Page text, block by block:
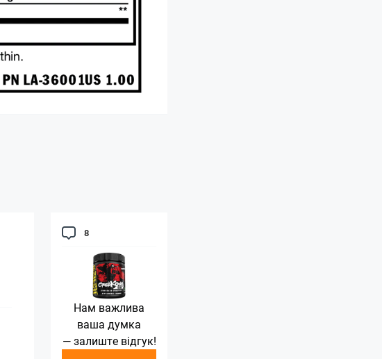
8
Нам важлива
ваша думка
— залиште відгук!